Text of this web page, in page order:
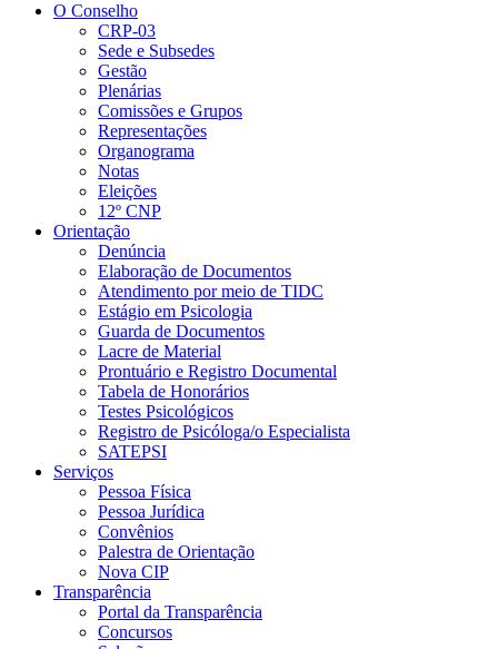
O Conselho
CRP-03
Sede e Subsedes
Gestão
Plenárias
Comissões e Grupos
Representações
Organograma
Notas
Eleições
12º CNP
Orientação
Denúncia
Elaboração de Documentos
Atendimento por meio de TIDC
Estágio em Psicologia
Guarda de Documentos
Lacre de Material
Prontuário e Registro Documental
Tabela de Honorários
Testes Psicológicos
Registro de Psicóloga/o Especialista
SATEPSI
Serviços
Pessoa Física
Pessoa Jurídica
Convênios
Palestra de Orientação
Nova CIP
Transparência
Portal da Transparência
Concursos